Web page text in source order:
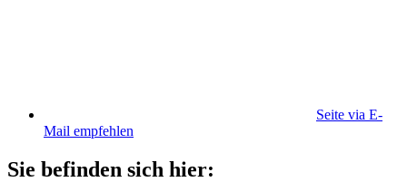
Seite via E-
Mail empfehlen
Sie befinden sich hier: